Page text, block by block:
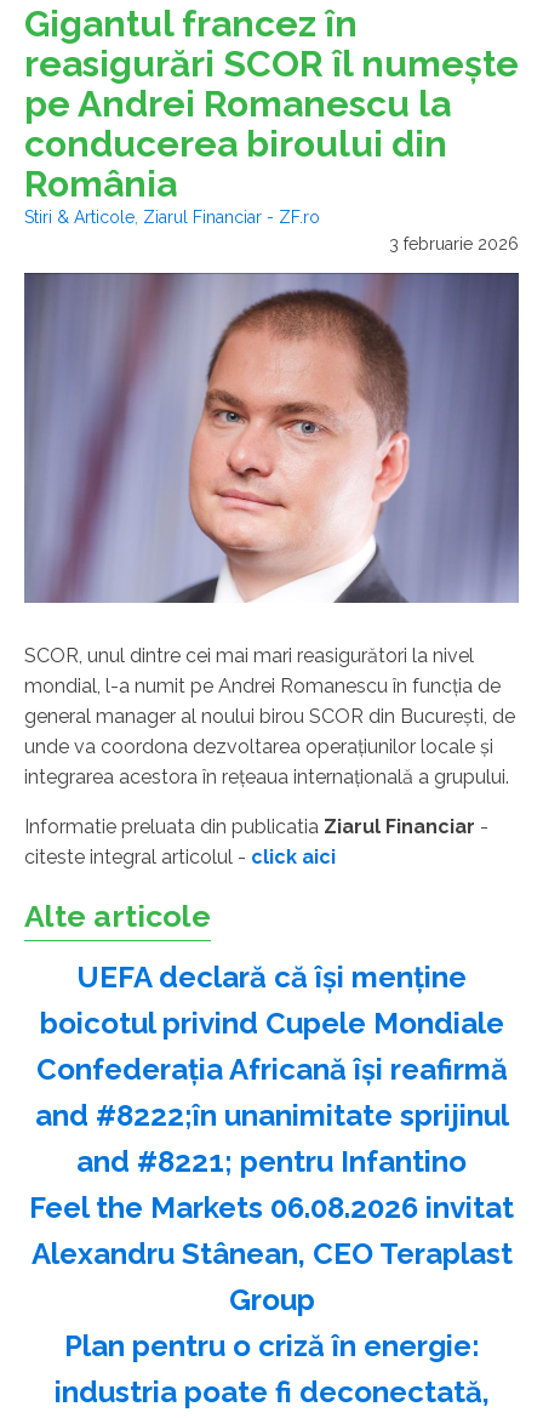
Gigantul francez în
reasigurări SCOR îl numeşte
pe Andrei Romanescu la
conducerea biroului din
România
Stiri & Articole Ziarul Financiar - ZF.ro
3 februarie 2026
SCOR, unul dintre cei mai mari reasigurători la nivel
mondial, l-a numit pe Andrei Romanescu în funcţia de
general manager al noului birou SCOR din Bucureşti, de
unde va coordona dezvoltarea operaţiunilor locale şi
integrarea acestora în reţeaua internaţională a grupului.
Informatie preluata din publicatia Ziarul Financiar -
citeste integral articolul - click aici
Alte articole
UEFA declară că îşi menţine
boicotul privind Cupele Mondiale
Confederaţia Africană îşi reafirmă
and #8222;în unanimitate sprijinul
and #8221; pentru Infantino
Feel the Markets 06.08.2026 invitat
Alexandru Stânean, CEO Teraplast
Group
Plan pentru o criză în energie:
industria poate fi deconectată,